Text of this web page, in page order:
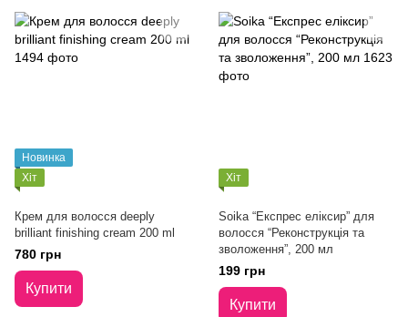
Новинка
Хіт
Крем для волосся deeply
brilliant finishing cream 200 ml
780 грн
Купити
Хіт
Soika “Експрес еліксир” для
волосся “Реконструкція та
зволоження”, 200 мл
199 грн
Купити